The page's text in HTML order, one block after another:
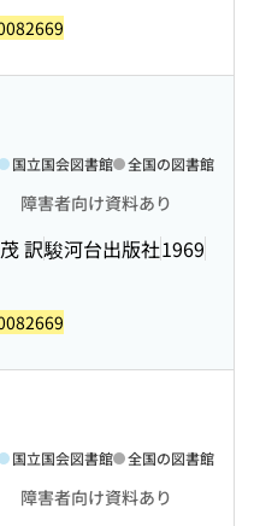
障害者向け資料あり
訳駿河台出版社1969
国立国会図書館 全国の図書館
障害者向け資料あり
国立国会図書館 全国の図書館